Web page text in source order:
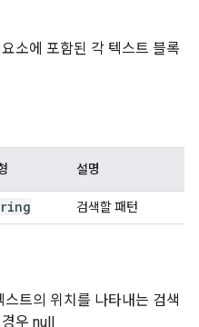
소에 포함된 각 텍스트 블록
설명
검색할 패턴
스트의 위치를 나타내는 검색
우 null